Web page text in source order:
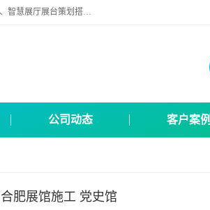
苏州映江南空间营造设计有限公司位于江苏省苏州市,是一家以从事建筑装饰、展馆展厅策划设计施工搭建、文化馆文化墙设计、智慧展厅展台策划搭建和其他建筑装饰装修业为主的企业。
公司动态 客户案例
合肥展馆施工 党史馆